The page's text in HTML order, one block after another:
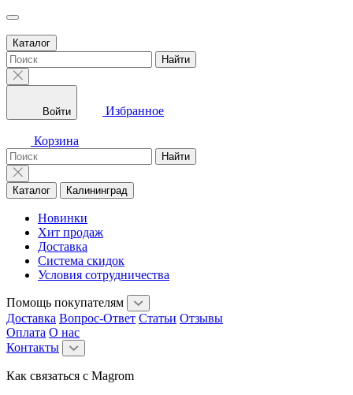
Каталог
Найти
Войти Избранное
Корзина
Найти
Каталог Калининград
Новинки
Хит продаж
Доставка
Система скидок
Условия сотрудничества
Помощь покупателям
Доставка Вопрос-Ответ Статьи Отзывы
Оплата О нас
Контакты
Как связаться с Magrom